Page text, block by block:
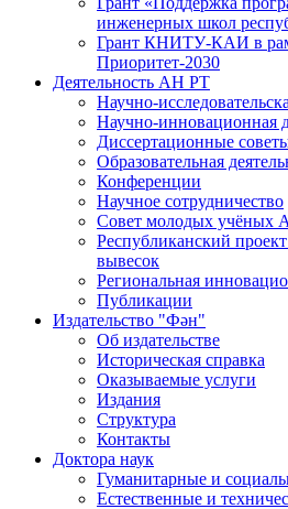
инженерных школ
Грант КНИТУ-КАИ в
Приоритет-2030
Деятельность АН РТ
Научно-
Научно-инновационная
Диссертационные
Образовательная
Конференции
Научное сотрудничество
Совет молодых учёных
Республиканский
вывесок
Региональная
Публикации
Издательство "Фән"
Об издательстве
Историческая справка
Оказываемые услуги
Издания
Структура
Контакты
Доктора наук
Гуманитарные и
Естественные и